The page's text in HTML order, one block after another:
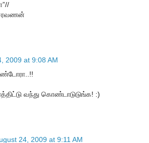
2009 at 9:08 AM
வந்து கொண்டாடுடுங்க! :)
24, 2009 at 9:11 AM